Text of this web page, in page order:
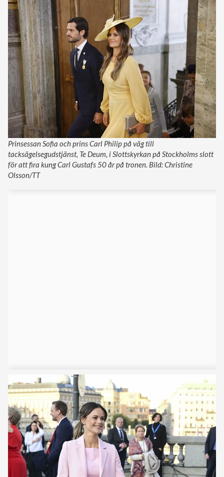
Prinsessan Sofia och prins Carl Philip på väg till
tacksägelsegudstjänst, Te Deum, i Slottskyrkan på Stockholms slott
för att fira kung Carl Gustafs 50 år på tronen. Bild: Christine
Olsson/TT